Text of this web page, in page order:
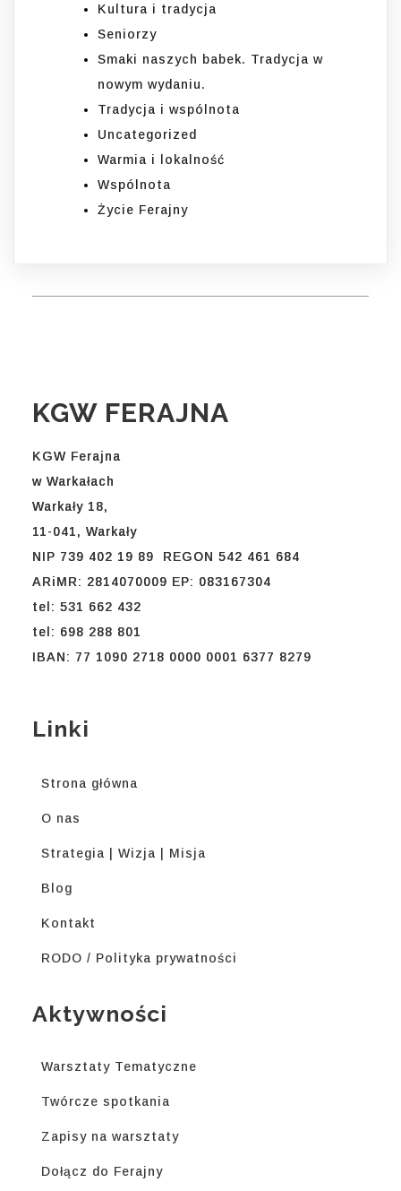
Kultura i tradycja
Seniorzy
Smaki naszych babek. Tradycja w
nowym wydaniu.
Tradycja i wspólnota
Uncategorized
Warmia i lokalność
Wspólnota
Życie Ferajny
KGW FERAJNA
KGW Ferajna
w Warkałach
Warkały 18,
11-041, Warkały
NIP 739 402 19 89 REGON 542 461 684
ARiMR: 2814070009 EP: 083167304
tel: 531 662 432
tel: 698 288 801
IBAN: 77 1090 2718 0000 0001 6377 8279
Linki
Strona główna
O nas
Strategia | Wizja | Misja
Blog
Kontakt
RODO / Polityka prywatności
Aktywności
Warsztaty Tematyczne
Twórcze spotkania
Zapisy na warsztaty
Dołącz do Ferajny